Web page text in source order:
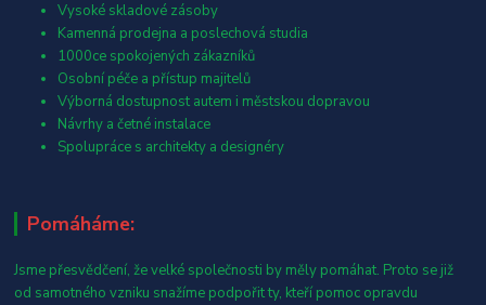
Vysoké skladové zásoby
Kamenná prodejna a poslechová studia
1000ce spokojených zákazníků
Osobní péče a přístup majitelů
Výborná dostupnost autem i městskou dopravou
Návrhy a četné instalace
Spolupráce s architekty a designéry
Pomáháme:
Jsme přesvědčení, že velké společnosti by měly pomáhat. Proto se již
od samotného vzniku snažíme podpořit ty, kteří pomoc opravdu